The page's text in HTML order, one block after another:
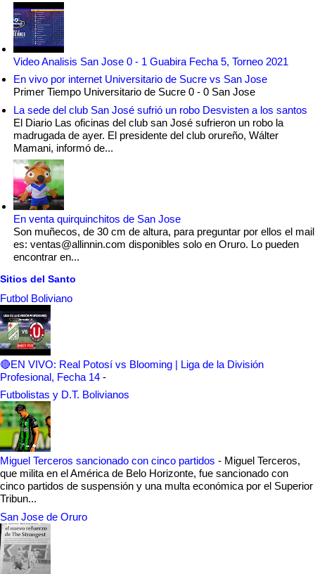
Video Analisis San Jose 0 - 1 Guabira Fecha 5, Torneo 2021
En vivo por internet Universitario de Sucre vs San Jose
Primer Tiempo Universitario de Sucre 0 - 0 San Jose
La sede del club San José sufrió un robo Desvisten a los santos
El Diario Las oficinas del club san José sufrieron un robo la
madrugada de ayer. El presidente del club orureño, Wálter
Mamani, informó de...
En venta quirquinchitos de San Jose
Son muñecos, de 30 cm de altura, para preguntar por ellos el mail
es: ventas@allinnin.com disponibles solo en Oruro. Lo pueden
encontrar en...
Sitios del Santo
Futbol Boliviano
🔴EN VIVO: Real Potosí vs Blooming | Liga de la División
Profesional, Fecha 14 -
Futbolistas y D.T. Bolivianos
Miguel Terceros sancionado con cinco partidos - Miguel Terceros,
que milita en el América de Belo Horizonte, fue sancionado con
cinco partidos de suspensión y una multa económica por el Superior
Tribun...
San Jose de Oruro